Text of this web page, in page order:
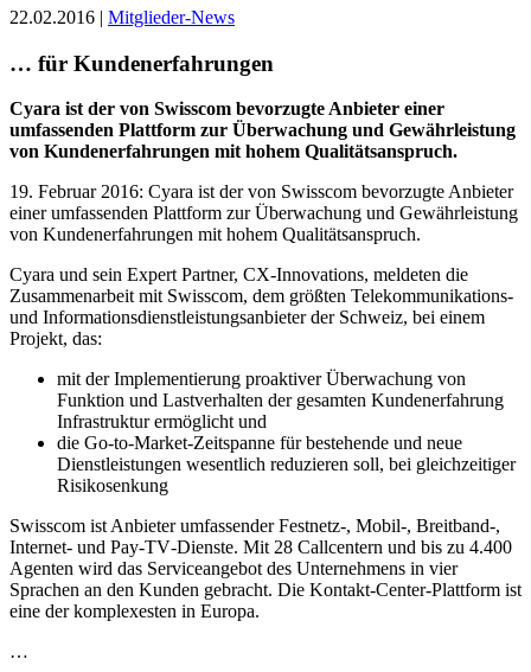
22.02.2016 | Mitglieder-News
… für Kundenerfahrungen
Cyara ist der von Swisscom bevorzugte Anbieter einer
umfassenden Plattform zur Überwachung und Gewährleistung
von Kundenerfahrungen mit hohem Qualitätsanspruch.
19. Februar 2016: Cyara ist der von Swisscom bevorzugte Anbieter
einer umfassenden Plattform zur Überwachung und Gewährleistung
von Kundenerfahrungen mit hohem Qualitätsanspruch.
Cyara und sein Expert Partner, CX‐Innovations, meldeten die
Zusammenarbeit mit Swisscom, dem größten Telekommunikations‐
und Informationsdienstleistungsanbieter der Schweiz, bei einem
Projekt, das:
mit der Implementierung proaktiver Überwachung von
Funktion und Lastverhalten der gesamten Kundenerfahrung
Infrastruktur ermöglicht und
die Go‐to‐Market‐Zeitspanne für bestehende und neue
Dienstleistungen wesentlich reduzieren soll, bei gleichzeitiger
Risikosenkung
Swisscom ist Anbieter umfassender Festnetz‐, Mobil‐, Breitband‐,
Internet‐ und Pay‐TV‐Dienste. Mit 28 Callcentern und bis zu 4.400
Agenten wird das Serviceangebot des Unternehmens in vier
Sprachen an den Kunden gebracht. Die Kontakt‐Center‐Plattform ist
eine der komplexesten in Europa.
…